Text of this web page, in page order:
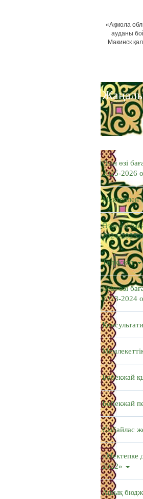
«Ақмола
ауданы
Макинск
Өзін өзі
2025-2026
Мектеппен
Өзін өзі
2024-2025
Төлқұжат
Өзін өзі
2023-2024
Бөбекжай
Бөбекжай
Сыбайлас
«Мектепке
2022»
Ашық